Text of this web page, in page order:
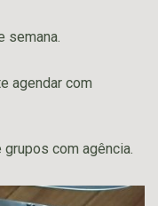
semana.
agendar com
com agência.